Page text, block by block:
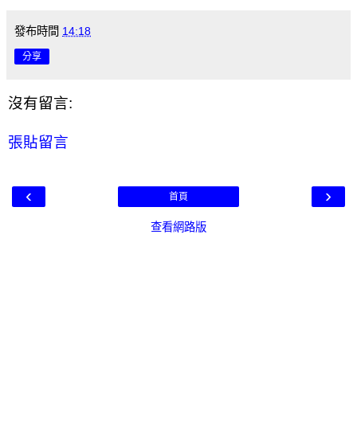
發布時間 14:18
分享
沒有留言:
張貼留言
‹ ›
首頁
查看網路版